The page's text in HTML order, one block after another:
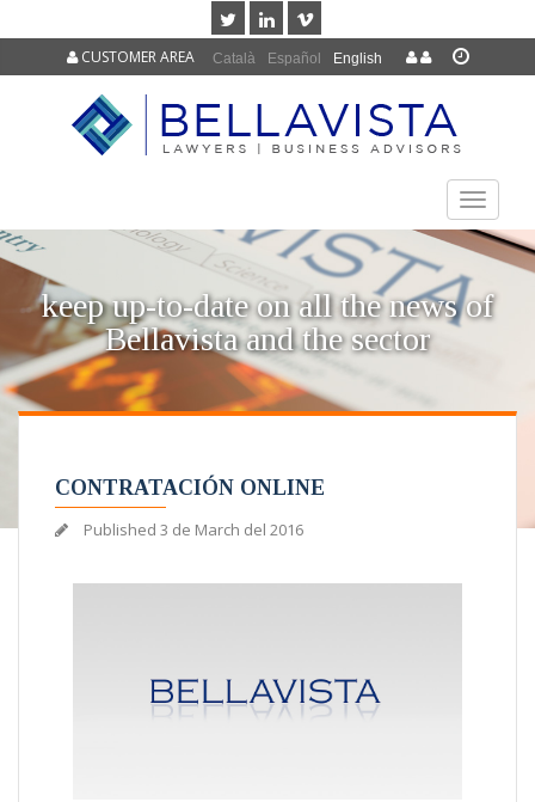
Català Español English
CUSTOMER AREA
TOGGLE
keep up-to-date on all the news of
Bellavista and the sector
CONTRATACIÓN ONLINE
Published 3 de March del 2016